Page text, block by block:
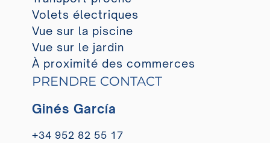
Volets électriques
Vue sur la piscine
Vue sur le jardin
À proximité des commerces
PRENDRE CONTACT
Ginés García
+34 952 82 55 17